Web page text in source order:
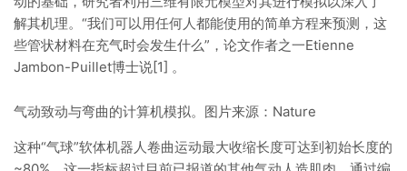
解其机理。“我们可以用任何人都能使用的简单方程来预测，这
些管状材料在充气时会发生什么”，论文作者之一Etienne
Jambon-Puillet博士说[1] 。
气动致动与弯曲的计算机模拟。图片来源：Nature
这种“气球”软体机器人卷曲运动最大收缩长度可达到初始长度的